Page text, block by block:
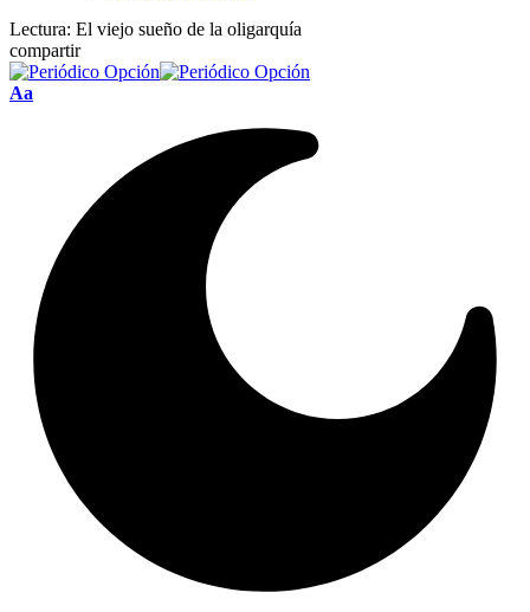
Lectura: El viejo sueño de la oligarquía
compartir
Font
Aa